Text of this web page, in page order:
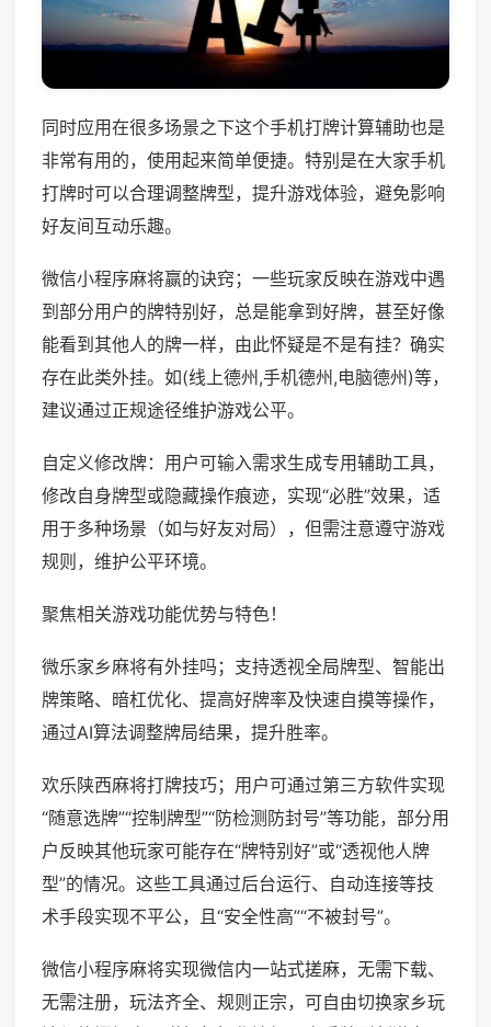
同时应用在很多场景之下这个手机打牌计算辅助也是
非常有用的，使用起来简单便捷。特别是在大家手机
打牌时可以合理调整牌型，提升游戏体验，避免影响
好友间互动乐趣。
微信小程序麻将赢的诀窍；一些玩家反映在游戏中遇
到部分用户的牌特别好，总是能拿到好牌，甚至好像
能看到其他人的牌一样，由此怀疑是不是有挂？确实
存在此类外挂。如(线上德州,手机德州,电脑德州)等，
建议通过正规途径维护游戏公平。
自定义修改牌：用户可输入需求生成专用辅助工具，
修改自身牌型或隐藏操作痕迹，实现“必胜”效果，适
用于多种场景（如与好友对局），但需注意遵守游戏
规则，维护公平环境。
聚焦相关游戏功能优势与特色！
微乐家乡麻将有外挂吗；支持透视全局牌型、智能出
牌策略、暗杠优化、提高好牌率及快速自摸等操作，
通过AI算法调整牌局结果，提升胜率。
欢乐陕西麻将打牌技巧；用户可通过第三方软件实现
“随意选牌”“控制牌型”“防检测防封号”等功能，部分用
户反映其他玩家可能存在“牌特别好”或“透视他人牌
型”的情况。这些工具通过后台运行、自动连接等技
术手段实现不平公，且“安全性高”“不被封号”。
微信小程序麻将实现微信内一站式搓麻，无需下载、
无需注册，玩法齐全、规则正宗，可自由切换家乡玩